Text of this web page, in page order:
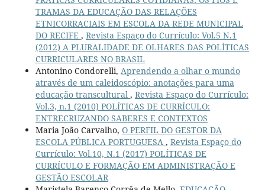
TRAMAS DA EDUCAÇÃO DAS RELAÇÕES
ETNICORRACIAIS EM ESCOLA DA REDE MUNICIPAL
DO RECIFE , Revista Espaço do Currículo: Vol.5 N.1
(2012) A PLURALIDADE DE OLHARES DAS POLÍTICAS
CURRICULARES NO BRASIL
Antonino Condorelli, Aprendendo a olhar o mundo
através de um caleidoscópio: anotações para uma
educação transcultural , Revista Espaço do Currículo:
Vol.3, n.1 (2010) POLÍTICAS DE CURRÍCULO:
ENTRECRUZANDO SABERES E CONTEXTOS
Maria João Carvalho, O PERFIL DO GESTOR DA
ESCOLA PÚBLICA PORTUGUESA , Revista Espaço do
Currículo: Vol.10, N.1 (2017) POLÍTICAS DE
CURRÍCULO E FORMAÇÃO EM ADMINISTRAÇÃO E
GESTÃO ESCOLAR